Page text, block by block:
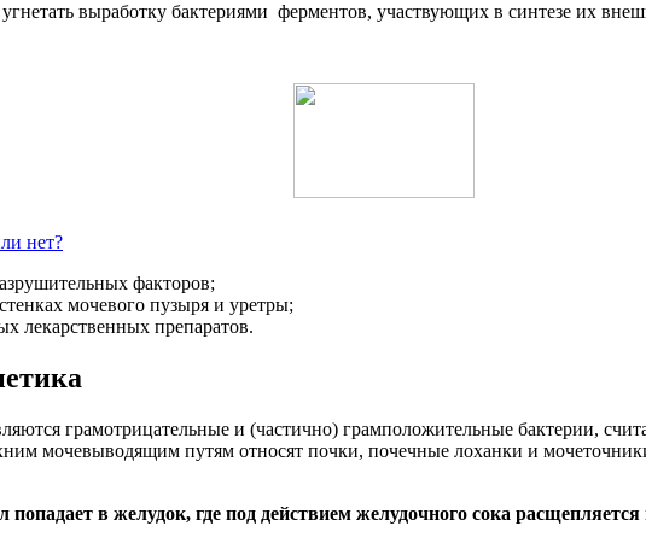
выработку бактериями ферментов, участвующих в синтезе их
нет?
факторов;
мочевого пузыря и уретры;
лекарственных препаратов.
грамотрицательные и (частично) грамположительные бактерии,
мочевыводящим путям относят почки, почечные лоханки и
в желудок, где под действием желудочного сока